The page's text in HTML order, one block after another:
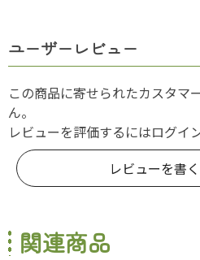
ユーザーレビュー
この商品に寄せられたカスタマ
ん。
レビューを評価するにはログイ
レビューを書く
関連商品